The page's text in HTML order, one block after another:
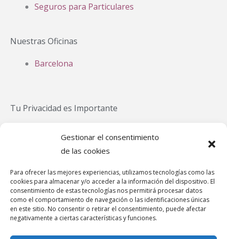
Gestionar el consentimiento
de las cookies
Para ofrecer las mejores experiencias, utilizamos tecnologías como las
cookies para almacenar y/o acceder a la información del dispositivo. El
consentimiento de estas tecnologías nos permitirá procesar datos
como el comportamiento de navegación o las identificaciones únicas
en este sitio. No consentir o retirar el consentimiento, puede afectar
negativamente a ciertas características y funciones.
Seguros para Particulares
Nuestras Oficinas
Barcelona
Tu Privacidad es Importante
Política de cookies (UE)
Canal de denuncias